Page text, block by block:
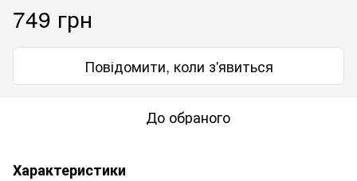
749 грн
Повідомити, коли з'явиться
До обраного
Характеристики